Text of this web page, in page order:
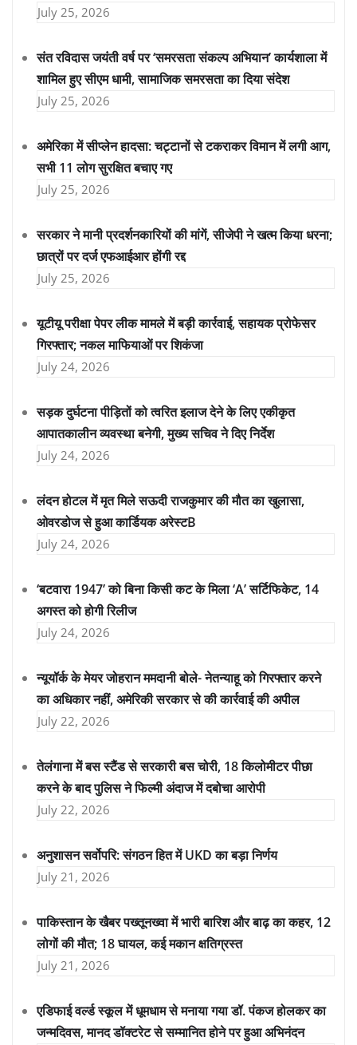
July 25, 2026
संत रविदास जयंती वर्ष पर ‘समरसता संकल्प अभियान’ कार्यशाला में
शामिल हुए सीएम धामी, सामाजिक समरसता का दिया संदेश
July 25, 2026
अमेरिका में सीप्लेन हादसा: चट्टानों से टकराकर विमान में लगी आग,
सभी 11 लोग सुरक्षित बचाए गए
July 25, 2026
सरकार ने मानी प्रदर्शनकारियों की मांगें, सीजेपी ने खत्म किया धरना;
छात्रों पर दर्ज एफआईआर होंगी रद्द
July 25, 2026
यूटीयू परीक्षा पेपर लीक मामले में बड़ी कार्रवाई, सहायक प्रोफेसर
गिरफ्तार; नकल माफियाओं पर शिकंजा
July 24, 2026
सड़क दुर्घटना पीड़ितों को त्वरित इलाज देने के लिए एकीकृत
आपातकालीन व्यवस्था बनेगी, मुख्य सचिव ने दिए निर्देश
July 24, 2026
लंदन होटल में मृत मिले सऊदी राजकुमार की मौत का खुलासा,
ओवरडोज से हुआ कार्डियक अरेस्टB
July 24, 2026
‘बटवारा 1947’ को बिना किसी कट के मिला ‘A’ सर्टिफिकेट, 14
अगस्त को होगी रिलीज
July 24, 2026
न्यूयॉर्क के मेयर जोहरान ममदानी बोले- नेतन्याहू को गिरफ्तार करने
का अधिकार नहीं, अमेरिकी सरकार से की कार्रवाई की अपील
July 22, 2026
तेलंगाना में बस स्टैंड से सरकारी बस चोरी, 18 किलोमीटर पीछा
करने के बाद पुलिस ने फिल्मी अंदाज में दबोचा आरोपी
July 22, 2026
अनुशासन सर्वोपरि: संगठन हित में UKD का बड़ा निर्णय
July 21, 2026
पाकिस्तान के खैबर पख्तूनख्वा में भारी बारिश और बाढ़ का कहर, 12
लोगों की मौत; 18 घायल, कई मकान क्षतिग्रस्त
July 21, 2026
एडिफाई वर्ल्ड स्कूल में धूमधाम से मनाया गया डॉ. पंकज होलकर का
जन्मदिवस, मानद डॉक्टरेट से सम्मानित होने पर हुआ अभिनंदन